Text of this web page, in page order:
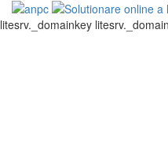
litesrv._domainkey